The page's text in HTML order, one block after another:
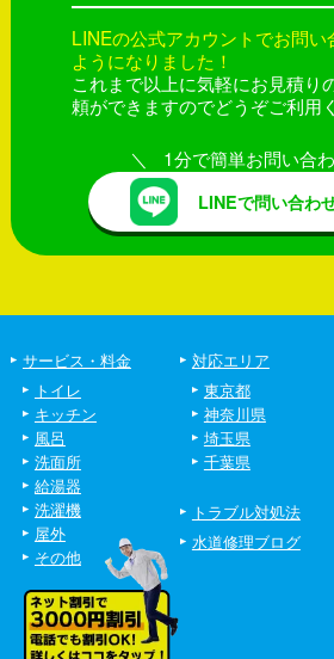
LINEの公式アカウントでお問い
ようになりました！
これまで以上に気軽にお見積り
頼ができますのでどうぞご利用
1分で簡単お問い合
LINEで問い合わ
サービス・料金
トイレ
キッチン
風呂
洗面所
給湯器
洗濯機
屋外
その他
対応エリア
東京都
神奈川県
埼玉県
千葉県
トラブル対処法
水道修理ブログ